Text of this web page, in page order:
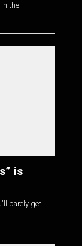
the
is
barely get